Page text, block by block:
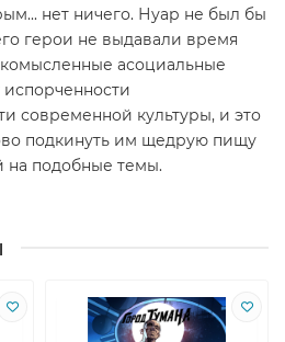
нет ничего. Нуар не был бы
герои не выдавали время
асоциальные
современной культуры, и это
подкинуть им щедрую пищу
подобные темы.